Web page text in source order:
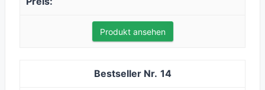
Produkt ansehen
14